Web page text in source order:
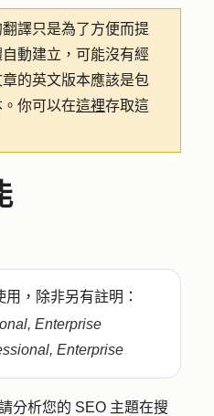
翻譯只是為了方便而提
動建立，可能沒有經
的英文版本應該是包
你可以在這裡存取這
用，除非另有註明：
Enterprise
Enterprise
分析您的 SEO 主題在搜